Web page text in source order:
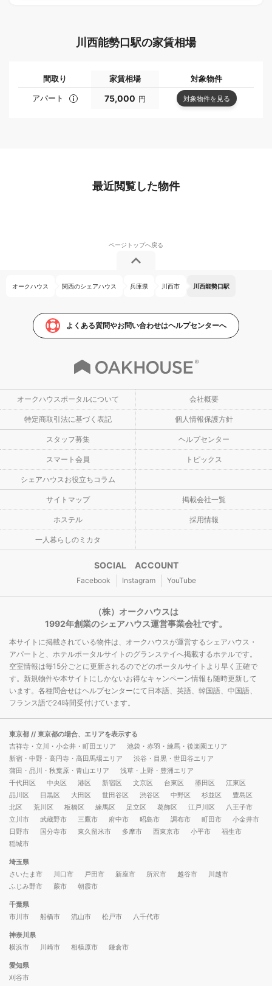
川西能勢口駅の家賃相場
間取り 家賃相場
対象物件
アパート
75,000 円 対象物件を見る
最近閲覧した物件
オークハウス 関西のシェアハウス 兵庫県 川西市 川西能勢口駅
よくある質問やお問い合わせはヘルプセンターへ
オークハウスポータルについて 会社概要
特定商取引法に基づく表記 個人情報保護方針
スタッフ募集 ヘルプセンター
スマート会員 トピックス
シェアハウスお役立ちコラム
サイトマップ 掲載会社一覧
ホステル 採用情報
一人暮らしのミカタ
SOCIAL ACCOUNT
Facebook Instagram YouTube
（株）オークハウスは
1992年創業のシェアハウス運営事業会社です。
本サイトに掲載されている物件は、オークハウスが運営するシェアハウス・
アパートと、ホテルポータルサイトのグランステイへ掲載するホテルです。
空室情報は毎15分ごとに更新されるのでどのポータルサイトより早く正確で
す。新規物件や本サイトにしかないお得なキャンペーン情報も随時更新して
います。各種問合せはヘルプセンターにて日本語、英語、韓国語、中国語、
フランス語で24時間受付けています。
東京都 // 東京都の場合、エリアを表示する
吉祥寺・立川・小金井・町田エリア
池袋・赤羽・練馬・後楽園エリア
新宿・中野・高円寺・高田馬場エリア
渋谷・目黒・世田谷エリア
蒲田・品川・秋葉原・青山エリア
浅草・上野・豊洲エリア
千代田区
中央区 港区 新宿区 文京区 台東区 墨田区
江東区
品川区
目黒区 大田区 世田谷区 渋谷区 中野区 杉並区
豊島区
北区
荒川区 板橋区 練馬区 足立区 葛飾区 江戸川区
八王子市
立川市
武蔵野市 三鷹市 府中市 昭島市 調布市 町田市
小金井市
日野市
国分寺市 東久留米市 多摩市 西東京市 小平市
福生市
稲城市
埼玉県
さいたま市
川口市 戸田市 新座市 所沢市 越谷市
川越市
ふじみ野市
蕨市 朝霞市
千葉県
市川市
船橋市 流山市 松戸市 八千代市
神奈川県
横浜市
川崎市 相模原市 鎌倉市
愛知県
刈谷市